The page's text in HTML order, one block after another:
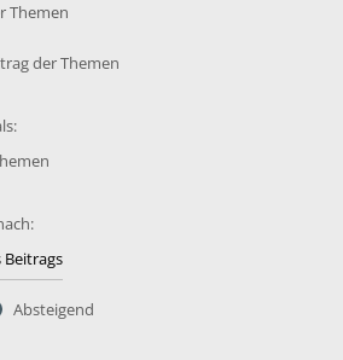
Themen
der Themen
Absteigend